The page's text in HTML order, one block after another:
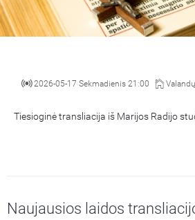
2026-05-17 Sekmadienis 21:00
Tiesioginė transliacija iš Marijos Radijo
Naujausios laidos